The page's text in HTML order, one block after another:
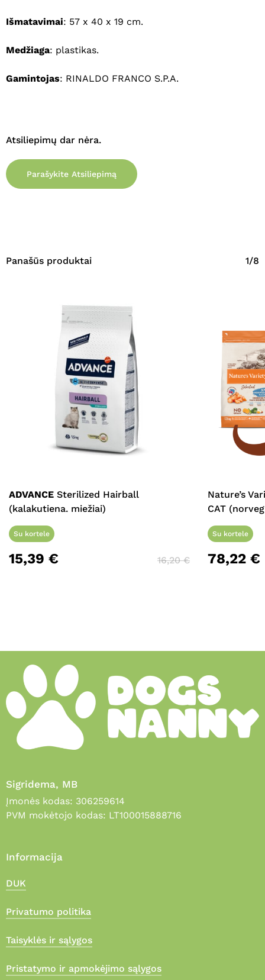
Išmatavimai: 57 x 40 x 19 cm.
Medžiaga: plastikas.
Gamintojas: RINALDO FRANCO S.P.A.
Atsiliepimų dar nėra.
Parašykite Atsiliepimą
Panašūs produktai 1/8
ADVANCE Sterilized Hairball
(kalakutiena. miežiai)
Su kortele
15,39 € 16,20€
Nature’s
CAT
Su kortele
78,22 €
Sigridema, MB
Įmonės kodas: 306259614
PVM mokėtojo kodas: LT100015888716
Informacija
DUK
Privatumo politika
Taisyklės ir sąlygos
Pristatymo ir apmokėjimo sąlygos